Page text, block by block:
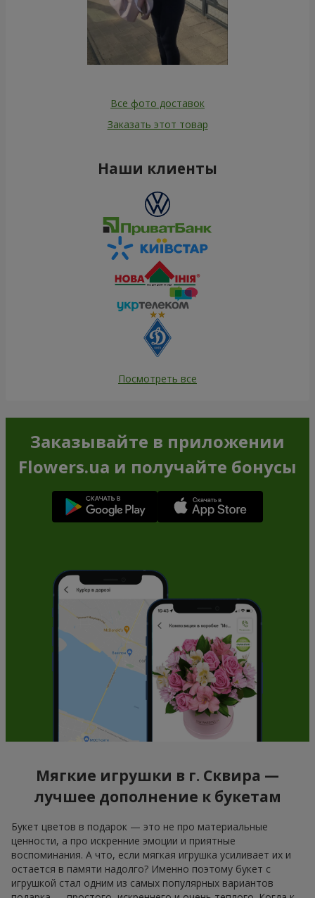
Все фото доставок
Заказать этот товар
Наши клиенты
Посмотреть все
Заказывайте в приложении
Flowers.ua и получайте бонусы
Мягкие игрушки в г. Сквира —
лучшее дополнение к букетам
Букет цветов в подарок — это не про материальные
ценности, а про искренние эмоции и приятные
воспоминания. А что, если мягкая игрушка усиливает их и
остается в памяти надолго? Именно поэтому букет с
игрушкой стал одним из самых популярных вариантов